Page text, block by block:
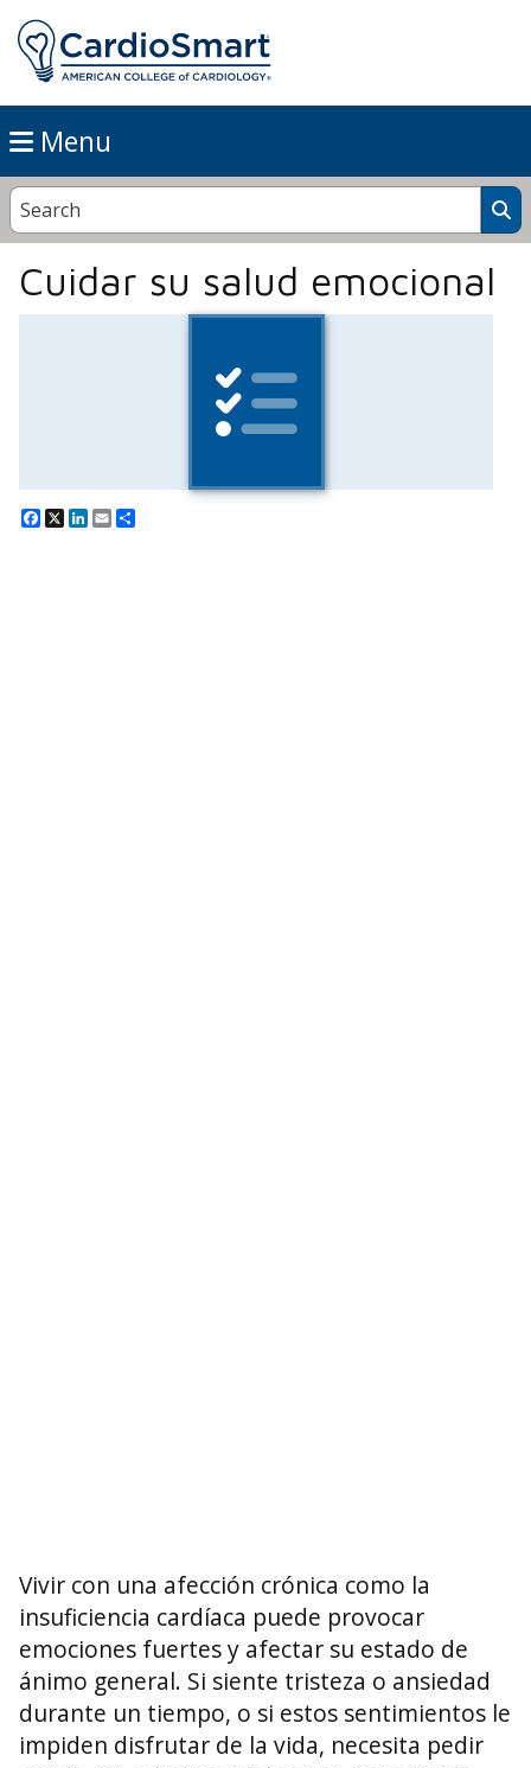
Menu
Cuidar su salud emocional
Facebook
X LinkedIn
Email
Vivir con una afección crónica como la
insuficiencia cardíaca puede provocar
emociones fuertes y afectar su estado de
ánimo general. Si siente tristeza o ansiedad
durante un tiempo, o si estos sentimientos le
impiden disfrutar de la vida, necesita pedir